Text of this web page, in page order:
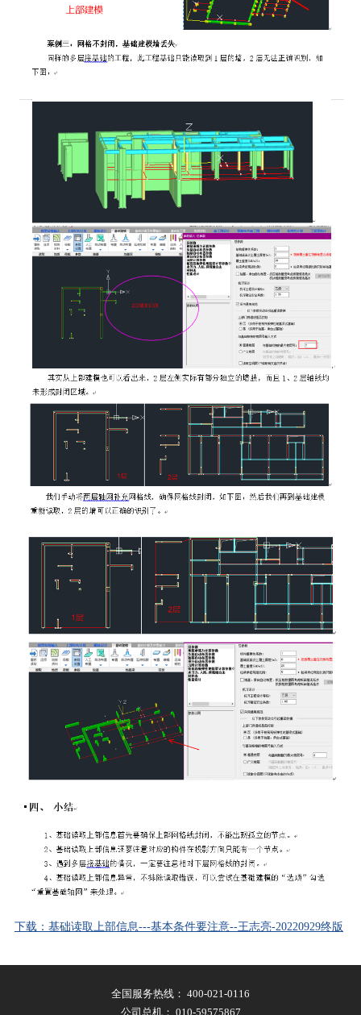
下载：基础读取上部信息---基本条件要注意--王志亮-20220929终版
全国服务热线： 400-021-0116
公司总机： 010-59575867